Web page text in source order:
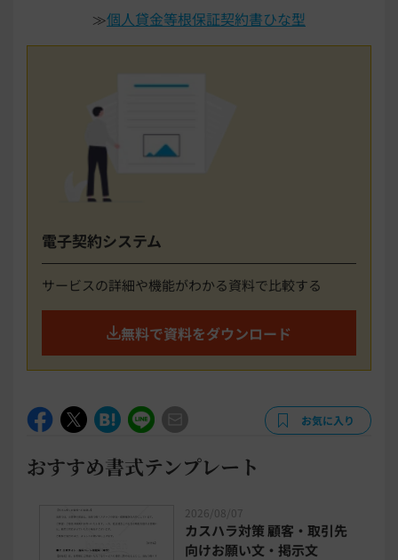
≫個人貸金等根保証契約書ひな型
電子契約システム
サービスの詳細や機能がわかる資料で比較する
無料で資料をダウンロード
お気に入り
おすすめ書式テンプレート
2026/08/07
カスハラ対策 顧客・取引先
向けお願い文・掲示文